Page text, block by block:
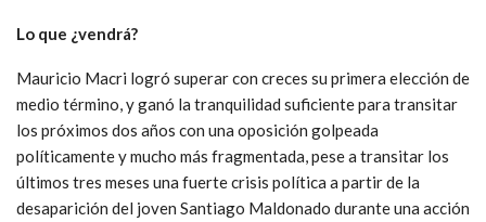
Lo que ¿vendrá?
Mauricio Macri logró superar con creces su primera elección de
medio término, y ganó la tranquilidad suficiente para transitar
los próximos dos años con una oposición golpeada
políticamente y mucho más fragmentada, pese a transitar los
últimos tres meses una fuerte crisis política a partir de la
desaparición del joven Santiago Maldonado durante una acción